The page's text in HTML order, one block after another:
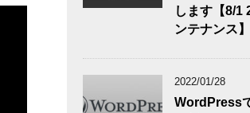
します【8/1
ンテナンス】
2022/01/28
WordPress